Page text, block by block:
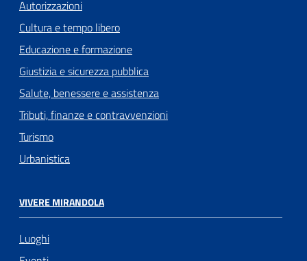
Autorizzazioni
Cultura e tempo libero
Educazione e formazione
Giustizia e sicurezza pubblica
Salute, benessere e assistenza
Tributi, finanze e contravvenzioni
Turismo
Urbanistica
VIVERE MIRANDOLA
Luoghi